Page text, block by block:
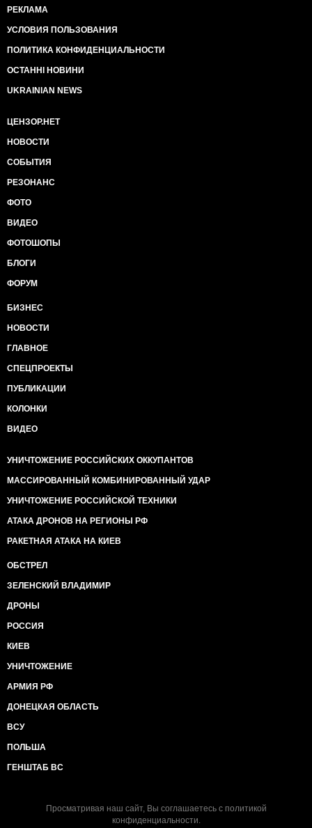
РЕКЛАМА
УСЛОВИЯ ПОЛЬЗОВАНИЯ
ПОЛИТИКА КОНФИДЕНЦИАЛЬНОСТИ
ОСТАННІ НОВИНИ
UKRAINIAN NEWS
ЦЕНЗОР.НЕТ
НОВОСТИ
СОБЫТИЯ
РЕЗОНАНС
ФОТО
ВИДЕО
ФОТОШОПЫ
БЛОГИ
ФОРУМ
БИЗНЕС
НОВОСТИ
ГЛАВНОЕ
СПЕЦПРОЕКТЫ
ПУБЛИКАЦИИ
КОЛОНКИ
ВИДЕО
УНИЧТОЖЕНИЕ РОССИЙСКИХ ОККУПАНТОВ
МАССИРОВАННЫЙ КОМБИНИРОВАННЫЙ УДАР
УНИЧТОЖЕНИЕ РОССИЙСКОЙ ТЕХНИКИ
АТАКА ДРОНОВ НА РЕГИОНЫ РФ
РАКЕТНАЯ АТАКА НА КИЕВ
ОБСТРЕЛ
ЗЕЛЕНСКИЙ ВЛАДИМИР
ДРОНЫ
РОССИЯ
КИЕВ
УНИЧТОЖЕНИЕ
АРМИЯ РФ
ДОНЕЦКАЯ ОБЛАСТЬ
ВСУ
ПОЛЬША
ГЕНШТАБ ВС
Просматривая наш сайт, Вы соглашаетесь с политикой
конфиденциальности.